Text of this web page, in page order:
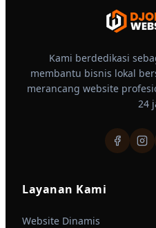
Kami berdedikasi
membantu bisnis lokal
merancang website
24
Layanan Kami
Website Dinamis